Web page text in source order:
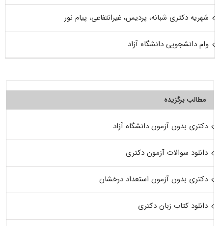
شهریه دکتری شبانه، پردیس، غیرانتفاعی، پیام نور
وام دانشجویی دانشگاه آزاد
مطالب برگزیده
دکتری بدون آزمون دانشگاه آزاد
دانلود سوالات آزمون دکتری
دکتری بدون آزمون استعداد درخشان
دانلود کتاب زبان دکتری